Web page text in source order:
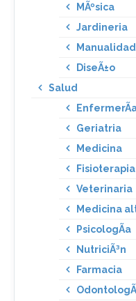
MÃºsica
Jardineria
DiseÃ±o
Salud
Geriatria
Medicina
Fisioterapia
Veterinaria
Medicina
PsicologÃ­a
NutriciÃ³n
Farmacia